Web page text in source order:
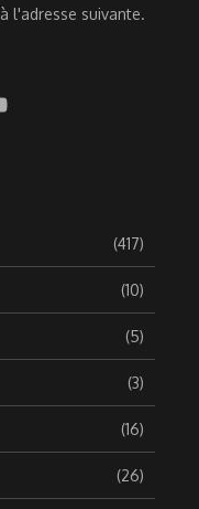
l'adresse suivante.
(417)
(10)
(5)
(3)
(16)
(26)